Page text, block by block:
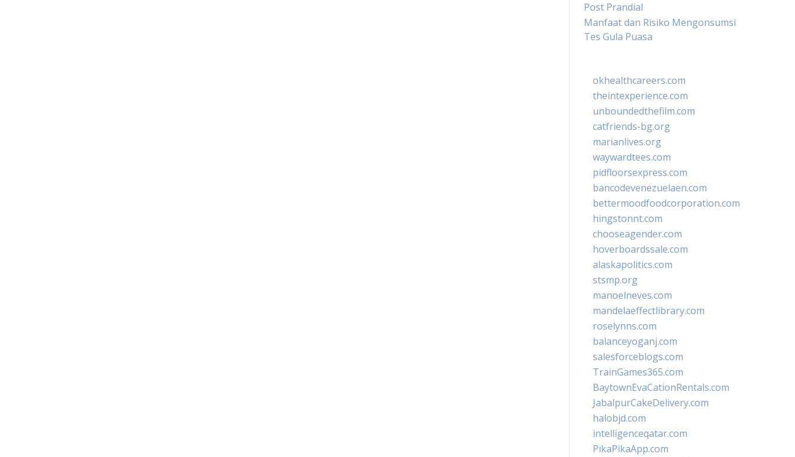
Post Prandial
Manfaat dan Risiko Mengonsumsi
Tes Gula Puasa
okhealthcareers.com
theintexperience.com
unboundedthefilm.com
catfriends-bg.org
marianlives.org
waywardtees.com
pidfloorsexpress.com
bancodevenezuelaen.com
bettermoodfoodcorporation.com
hingstonnt.com
chooseagender.com
hoverboardssale.com
alaskapolitics.com
stsmp.org
manoelneves.com
mandelaeffectlibrary.com
roselynns.com
balanceyoganj.com
salesforceblogs.com
TrainGames365.com
BaytownEvaCationRentals.com
JabalpurCakeDelivery.com
halobjd.com
intelligenceqatar.com
PikaPikaApp.com